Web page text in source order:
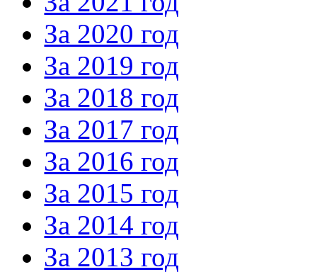
За 2020 год
За 2019 год
За 2018 год
За 2017 год
За 2016 год
За 2015 год
За 2014 год
За 2013 год